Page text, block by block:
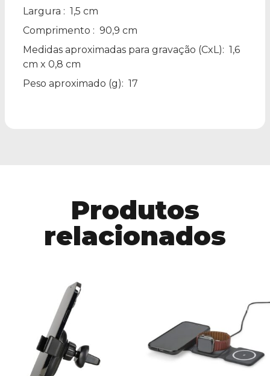
Largura : 1,5 cm
Comprimento : 90,9 cm
Medidas aproximadas para gravação (CxL): 1,6
cm x 0,8 cm
Peso aproximado (g): 17
Produtos
relacionados